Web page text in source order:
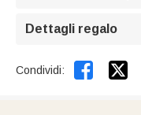
Dettagli regalo
Condividi: 